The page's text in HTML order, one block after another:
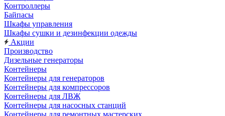
Контроллеры
Байпасы
Шкафы управления
Шкафы сушки и дезинфекции одежды
Акции
Производство
Дизельные генераторы
Контейнеры
Контейнеры для генераторов
Контейнеры для компрессоров
Контейнеры для ЛВЖ
Контейнеры для насосных станций
Контейнеры для ремонтных мастерских